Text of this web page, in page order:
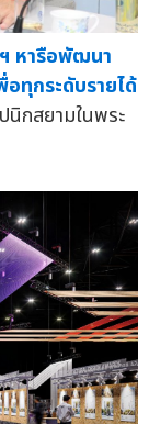
หารือพัฒนา
ทุกระดับรายได้
นิกสยามในพระ